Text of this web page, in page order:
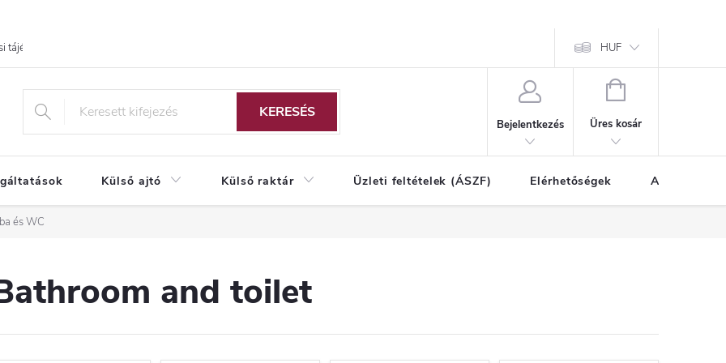
tájékoztató HUF
KERESÉS
Bejelentkezés
KOSÁR
Üres kosár
Külső ajtó Külső raktár Üzleti feltételek (ÁSZF) Elérhetőségek A vásárlás
és WC
and toilet